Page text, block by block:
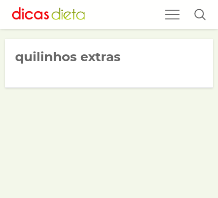
quilinhos extras